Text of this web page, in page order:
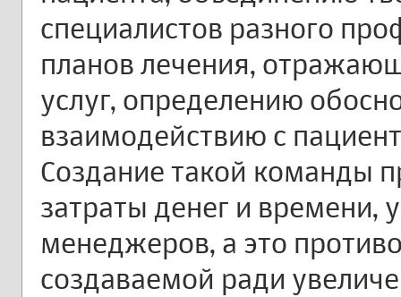
специалистов разного
планов лечения,
услуг, определению
взаимодействию с
Создание такой команды
затраты денег и времени,
менеджеров, а это
создаваемой ради